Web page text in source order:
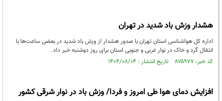
هشدار وزش باد شدید در تهران
اداره کل هواشناسی استان تهران با صدور هشدار از وزش باد شدید در بعضی ساعت‌ها با
انتقال گرد و خاک در نوار غربی و جنوبی استان برای روز دوشنبه خبر داد.
کد خبر: ۸۷۵۹۷۷ تاریخ انتشار : ۱۴۰۴/۰۸/۰۴
افزایش دمای هوا طی امروز و فردا/ وزش باد در نوار شرقی کشور